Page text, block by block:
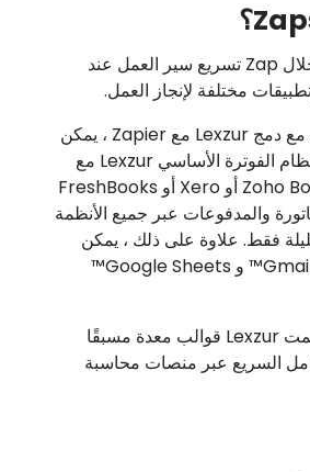
لذلك ، يمكنك من خلال Zap تسريع سير العمل عند
مختلفة لإنجاز العمل.
على سبيل المثال ، مع دمج Lexzur مع Zapier ، يمكن
للمستخدمين دمج نظام الفوترة الأساسي Lexzur مع
QuickBooks أو Zoho Box أو Xero أو FreshBooks
والمدفوعات عبر جميع الأنظمة
فقط. علاوة على ذلك ، يمكن
للمستخدمين ربط Gmail™ و Google Sheets™
لتسهيل الأمر ، صممت Lexzur قوالب معدة مسبقًا
السريع عبر منصات محاسبة